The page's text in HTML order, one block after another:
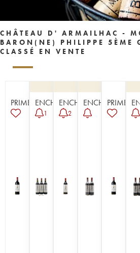
CHÂTEAU D' ARMAILHAC -
BARON(NE) PHILIPPE 5ÈME
CLASSÉ EN VENTE
PRIMEURENCHÈRE
1
ENCHÈRE
2
ENCHÈREPRIMEUR